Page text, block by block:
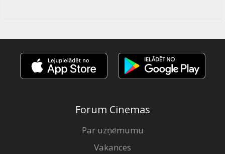
Forum Cinemas
Par uzņēmumu
Vakances